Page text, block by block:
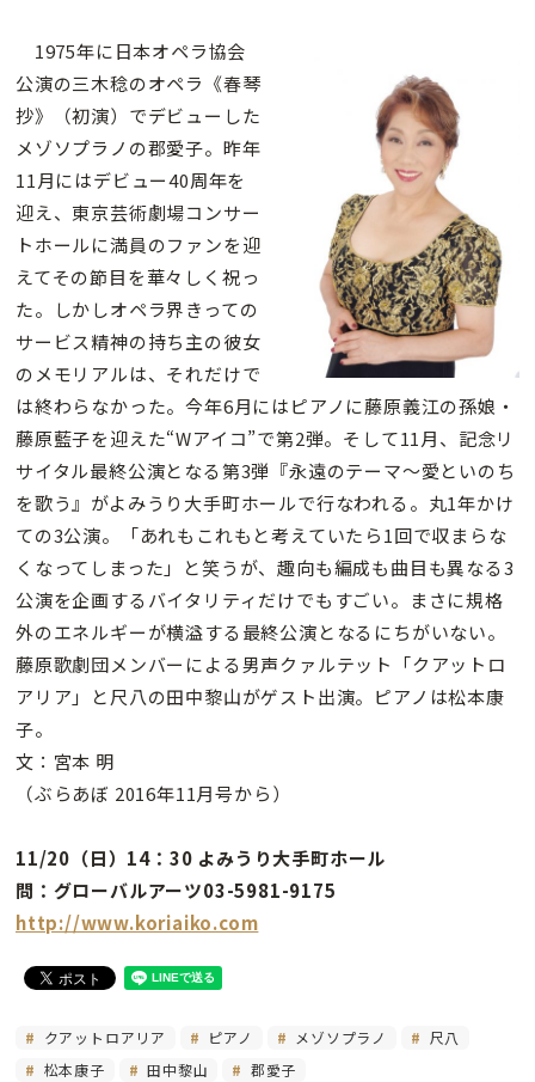
1975年に日本オペラ協会
公演の三木稔のオペラ《春琴
抄》（初演）でデビューした
メゾソプラノの郡愛子。昨年
11月にはデビュー40周年を
迎え、東京芸術劇場コンサー
トホールに満員のファンを迎
えてその節目を華々しく祝っ
た。しかしオペラ界きっての
サービス精神の持ち主の彼女
のメモリアルは、それだけで
は終わらなかった。今年6月にはピアノに藤原義江の孫娘・
藤原藍子を迎えた“Wアイコ”で第2弾。そして11月、記念リ
サイタル最終公演となる第3弾『永遠のテーマ〜愛といのち
を歌う』がよみうり大手町ホールで行なわれる。丸1年かけ
ての3公演。「あれもこれもと考えていたら1回で収まらな
くなってしまった」と笑うが、趣向も編成も曲目も異なる3
公演を企画するバイタリティだけでもすごい。まさに規格
外のエネルギーが横溢する最終公演となるにちがいない。
藤原歌劇団メンバーによる男声クァルテット「クアットロ
アリア」と尺八の田中黎山がゲスト出演。ピアノは松本康
子。
文：宮本 明
（ぶらあぼ 2016年11月号から）
11/20（日）14：30 よみうり大手町ホール
問：グローバルアーツ03-5981-9175
http://www.koriaiko.com
クアットロアリア ピアノ メゾソプラノ
尺八
松本康子
田中黎山 郡愛子